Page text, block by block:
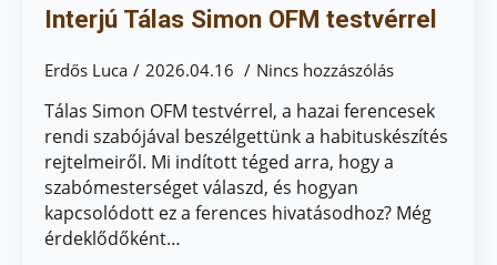
Interjú Tálas Simon OFM testvérrel
Erdős Luca 2026.04.16 Nincs hozzászólás
Tálas Simon OFM testvérrel, a hazai ferencesek
rendi szabójával beszélgettünk a habituskészítés
rejtelmeiről. Mi indított téged arra, hogy a
szabómesterséget válaszd, és hogyan
kapcsolódott ez a ferences hivatásodhoz? Még
érdeklődőként…